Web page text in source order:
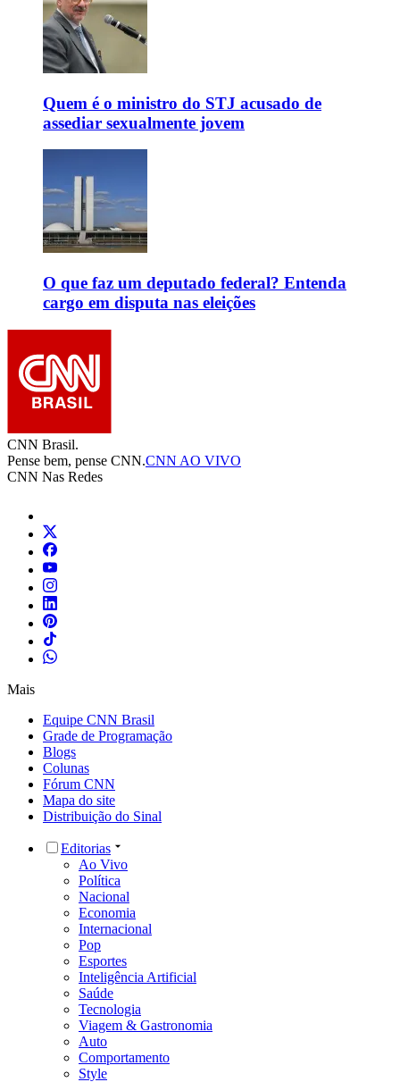
Quem é o ministro do STJ acusado de
assediar sexualmente jovem
O que faz um deputado federal? Entenda
cargo em disputa nas eleições
CNN Brasil.
Pense bem, pense CNN.CNN AO VIVO
CNN Nas Redes
Mais
Equipe CNN Brasil
Grade de Programação
Blogs
Colunas
Fórum CNN
Mapa do site
Distribuição do Sinal
Editorias
Ao Vivo
Política
Nacional
Economia
Internacional
Pop
Esportes
Inteligência Artificial
Saúde
Tecnologia
Viagem & Gastronomia
Auto
Comportamento
Style